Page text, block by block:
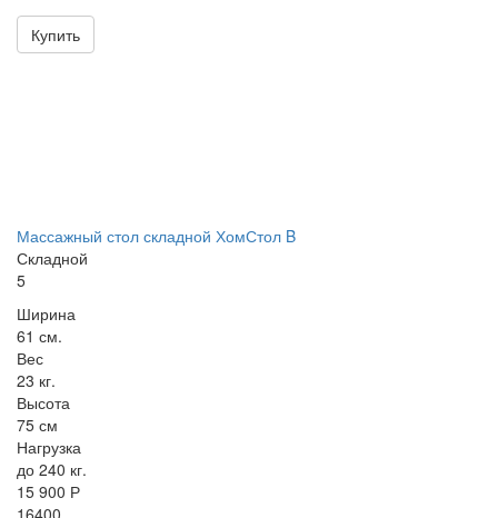
Купить
Массажный стол складной ХомСтол B
Складной
5
Ширина
61 см.
Вес
23 кг.
Высота
75 см
Нагрузка
до 240 кг.
15 900 Р
16400